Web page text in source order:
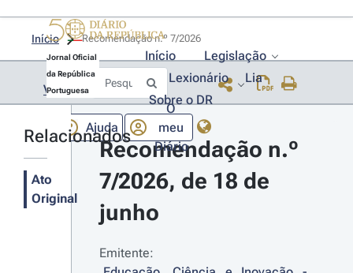
Jornal Oficial
da República
Portuguesa
Início
Legislação
Lexionário
Lia
Sobre o DR
Ajuda
O
meu
Diário
Início
Voltar
Relacionados
Ato
Original
Recomendação n.º
7/2026, de 18 de
junho
Emitente: